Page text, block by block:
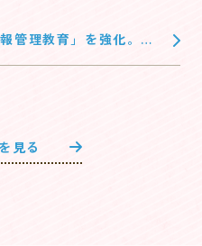
担も軽減～
管理教育」を強化。全
とした情報セキュリテ
見る